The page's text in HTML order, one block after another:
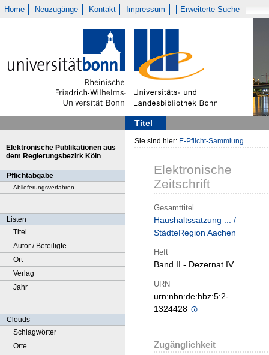
Home Neuzugänge Kontakt Impressum Erweiterte Suche
Titel
Elektronische Publikationen aus
dem Regierungsbezirk Köln
Pflichtabgabe
Ablieferungsverfahren
Listen
Titel
Autor / Beteiligte
Ort
Verlag
Jahr
Clouds
Schlagwörter
Orte
Sie sind hier: E-Pflicht-Sammlung
Elektronische
Zeitschrift
Gesamttitel
Haushaltssatzung ... /
StädteRegion Aachen
Heft
Band II - Dezernat IV
URN
urn:nbn:de:hbz:5:2-
1324428
Zugänglichkeit